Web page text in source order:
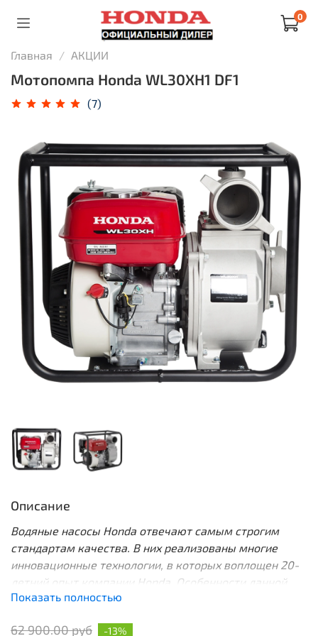
0
Главная АКЦИИ
Мотопомпа Honda WL30XH1 DF1
(7)
Описание
Водяные насосы Honda отвечают самым строгим
стандартам качества. В них реализованы многие
инновационные технологии, в которых воплощен 20-
летний опыт компании Honda. Особенности данной
модели:
Производительность мотопомпы Honda WL30XH
Показать полностью
62 900.00 руб -13%